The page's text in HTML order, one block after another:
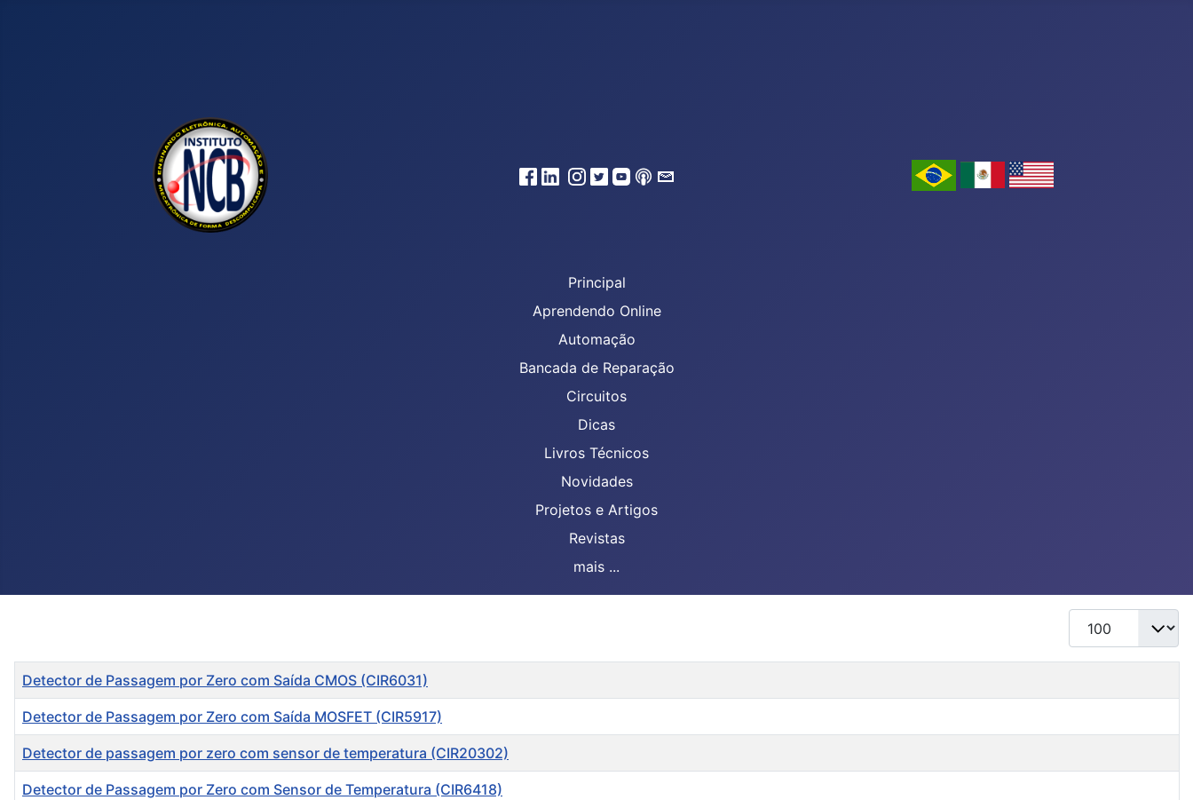
Principal
Aprendendo Online
Automação
Bancada de Reparação
Circuitos
Dicas
Livros Técnicos
Novidades
Projetos e Artigos
Revistas
mais ...
Mostrar #
Título
Detector de Passagem por Zero com Saída CMOS (CIR6031)
Detector de Passagem por Zero com Saída MOSFET (CIR5917)
Detector de passagem por zero com sensor de temperatura (CIR20302)
Detector de Passagem por Zero com Sensor de Temperatura (CIR6418)